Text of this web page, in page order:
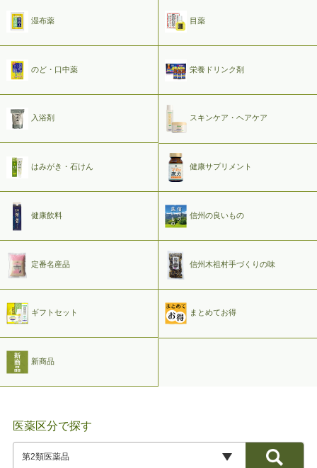
湿布薬 目薬
のど・口中薬 栄養ドリンク剤
入浴剤 スキンケア・ヘアケア
はみがき・石けん 健康サプリメント
健康飲料 信州の良いもの
定番名産品 信州木祖村手づくりの味
ギフトセット まとめてお得
新商品
医薬区分で探す